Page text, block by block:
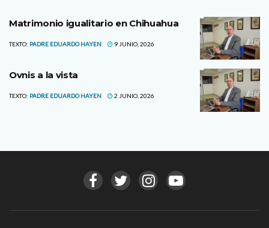
Matrimonio igualitario en Chihuahua
TEXTO: PADRE EDUARDO HAYEN 9 JUNIO, 2026
Ovnis a la vista
TEXTO: PADRE EDUARDO HAYEN 2 JUNIO, 2026